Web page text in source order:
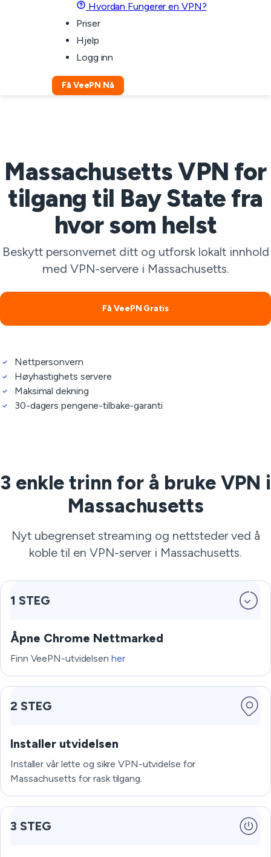
Hvordan Fungerer en VPN?
Priser
Hjelp
Logg inn
Få VeePN Nå
Massachusetts VPN for
tilgang til Bay State fra
hvor som helst
Beskytt personvernet ditt og utforsk lokalt innhold
med VPN-servere i Massachusetts.
Få VeePN Gratis
Nettpersonvern
Høyhastighets servere
Maksimal dekning
30-dagers pengene-tilbake-garanti
3 enkle trinn for å bruke VPN i
Massachusetts
Nyt ubegrenset streaming og nettsteder ved å
koble til en VPN-server i Massachusetts.
1 STEG
Åpne Chrome Nettmarked
Finn VeePN-utvidelsen her
2 STEG
Installer utvidelsen
Installer vår lette og sikre VPN-utvidelse for
Massachusetts for rask tilgang.
3 STEG